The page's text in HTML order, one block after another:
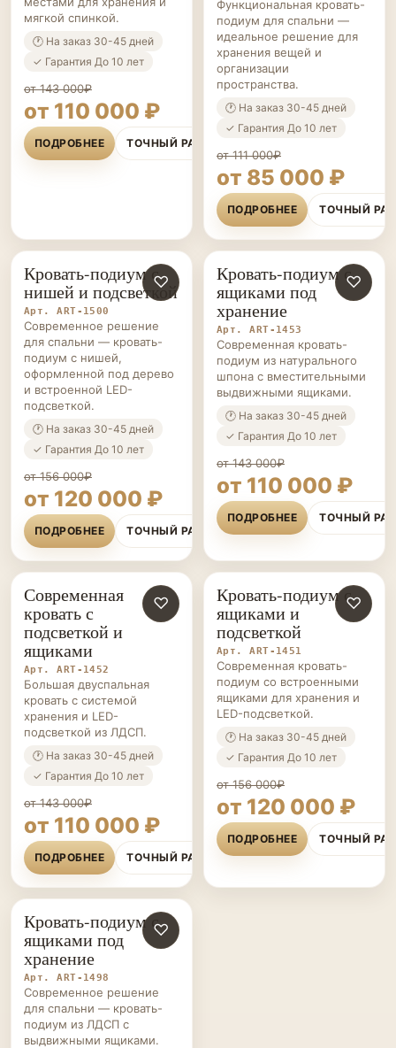
мягкой спинкой.
🕐 На заказ 30-45 дней
✓ Гарантия До 10 лет
от 143 000₽
от 110 000 ₽
ПОДРОБНЕЕ ТОЧНЫЙ РАСЧЁТ
Функциональная кровать-
подиум для спальни —
идеальное решение для
хранения вещей и
организации
пространства.
🕐 На заказ 30-45 дней
✓ Гарантия До 10 лет
от 111 000₽
от 85 000 ₽
ПОДРОБНЕЕ ТОЧНЫЙ
КРОВАТИ-
ПОДИУМЫ НА ЗАКАЗ
♡
Кровать-подиум с
нишей и подсветкой
Арт. ART-1500
Современное решение
для спальни — кровать-
подиум с нишей,
оформленной под дерево
и встроенной LED-
подсветкой.
🕐 На заказ 30-45 дней
✓ Гарантия До 10 лет
от 156 000₽
от 120 000 ₽
ПОДРОБНЕЕ ТОЧНЫЙ РАСЧЁТ
КРОВАТИ-
ПОДИУМЫ НА ЗАКАЗ
♡
Кровать-подиум с
ящиками под
хранение
Арт. ART-1453
Современная кровать-
подиум из натурального
шпона с вместительными
выдвижными ящиками.
🕐 На заказ 30-45 дней
✓ Гарантия До 10 лет
от 143 000₽
от 110 000 ₽
ПОДРОБНЕЕ ТОЧНЫЙ
КРОВАТИ-
ПОДИУМЫ НА ЗАКАЗ
♡
Современная
кровать с
подсветкой и
ящиками
Арт. ART-1452
Большая двуспальная
кровать с системой
хранения и LED-
подсветкой из ЛДСП.
🕐 На заказ 30-45 дней
✓ Гарантия До 10 лет
от 143 000₽
от 110 000 ₽
ПОДРОБНЕЕ ТОЧНЫЙ РАСЧЁТ
КРОВАТИ-
ПОДИУМЫ НА ЗАКАЗ
♡
Кровать-подиум с
ящиками и
подсветкой
Арт. ART-1451
Современная кровать-
подиум со встроенными
ящиками для хранения и
LED-подсветкой.
🕐 На заказ 30-45 дней
✓ Гарантия До 10 лет
от 156 000₽
от 120 000 ₽
ПОДРОБНЕЕ ТОЧНЫЙ
КРОВАТИ-
ПОДИУМЫ НА ЗАКАЗ
♡
Кровать-подиум с
ящиками под
хранение
Арт. ART-1498
Современное решение
для спальни — кровать-
подиум из ЛДСП с
выдвижными ящиками.